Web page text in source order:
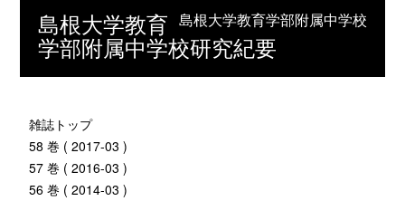
島根大学教育学部附属中学校
島根大学教育
学部附属中学校研究紀要
雑誌トップ
58 巻 ( 2017-03 )
57 巻 ( 2016-03 )
56 巻 ( 2014-03 )